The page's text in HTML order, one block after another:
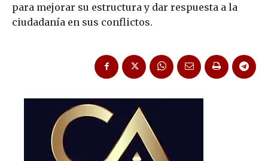
para mejorar su estructura y dar respuesta a la
ciudadanía en sus conflictos.